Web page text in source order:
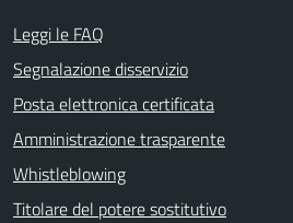
Leggi le FAQ
Segnalazione disservizio
Posta elettronica certificata
Amministrazione trasparente
Whistleblowing
Titolare del potere sostitutivo